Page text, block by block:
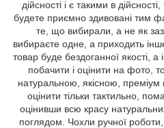
дійсності і є такими в
будете приємно здивовані тим
те, що вибирали, а не як
вибираєте одне, а приходить
товар буде бездоганної якості,
побачити і оцінити на фото,
натуральною, якісною,
оцінити тільки тактильно,
оцінивши всю красу
поглядом. Чохли ручної